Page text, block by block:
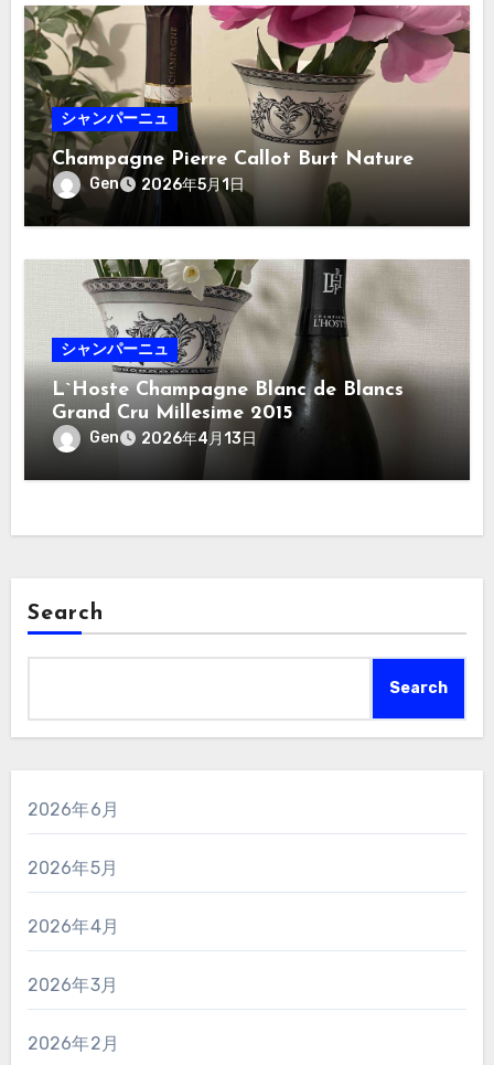
シャンパーニュ
Champagne Pierre Callot Burt Nature
Gen 2026年5月1日
シャンパーニュ
L`Hoste Champagne Blanc de Blancs
Grand Cru Millesime 2015
Gen 2026年4月13日
Search
Search
2026年6月
2026年5月
2026年4月
2026年3月
2026年2月